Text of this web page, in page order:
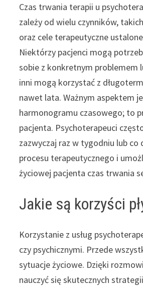
Czas trwania terapii u
zależy od wielu czynników,
oraz cele terapeutyczne
Niektórzy pacjenci mogą
sobie z konkretnym problemem
inni mogą korzystać z
nawet lata. Ważnym aspektem
harmonogramu czasowego; to
pacjenta. Psychoterapeuci
zazwyczaj raz w tygodniu lub
procesu terapeutycznego i
życiowej pacjenta czas trwania
Jakie są korzyści
Korzystanie z usług
czy psychicznymi. Przede
sytuacje życiowe. Dzięki
nauczyć się skutecznych